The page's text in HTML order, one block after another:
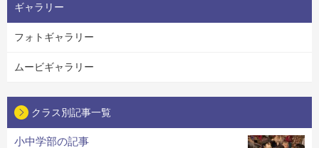
ギャラリー
フォトギャラリー
ムービギャラリー
クラス別記事一覧
小中学部の記事